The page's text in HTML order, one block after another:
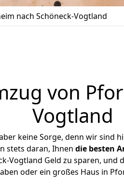
nach Schöneck-Vogtland
von
Vogtland
keine Sorge, denn wir sind
stets daran, Ihnen die besten
Vogtland Geld zu sparen, und
oder ein großes Haus in